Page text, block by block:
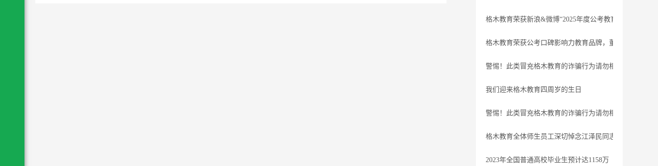
格木教育荣获新浪&微博“2025年度公考教育领导力品牌”
格木教育荣获公考口碑影响力教育品牌，董事长接受腾
警惕！此类冒充格木教育的诈骗行为请勿相信
我们迎来格木教育四周岁的生日
警惕！此类冒充格木教育的诈骗行为请勿相信
格木教育全体师生员工深切悼念江泽民同志
2023年全国普通高校毕业生预计达1158万